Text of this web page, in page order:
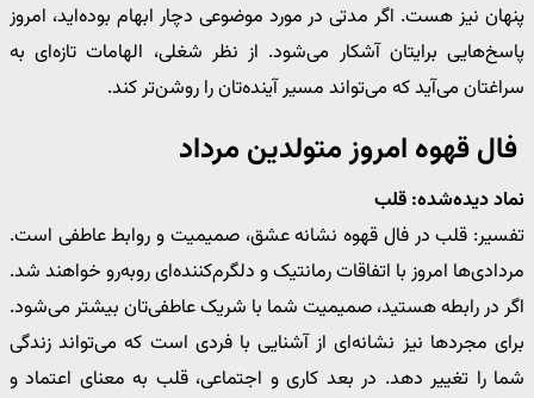
پنهان نیز هست. اگر مدتی در مورد موضوعی دچار ابهام بوده‌اید، امروز
پاسخ‌هایی برایتان آشکار می‌شود. از نظر شغلی، الهامات تازه‌ای به
سراغتان می‌آید که می‌تواند مسیر آینده‌تان را روشن‌تر کند.
فال قهوه امروز متولدین مرداد
نماد دیده‌شده: قلب
تفسیر: قلب در فال قهوه نشانه عشق، صمیمیت و روابط عاطفی است.
مردادی‌ها امروز با اتفاقات رمانتیک و دلگرم‌کننده‌ای روبه‌رو خواهند شد.
اگر در رابطه هستید، صمیمیت شما با شریک عاطفی‌تان بیشتر می‌شود.
برای مجردها نیز نشانه‌ای از آشنایی با فردی است که می‌تواند زندگی
شما را تغییر دهد. در بعد کاری و اجتماعی، قلب به معنای اعتماد و